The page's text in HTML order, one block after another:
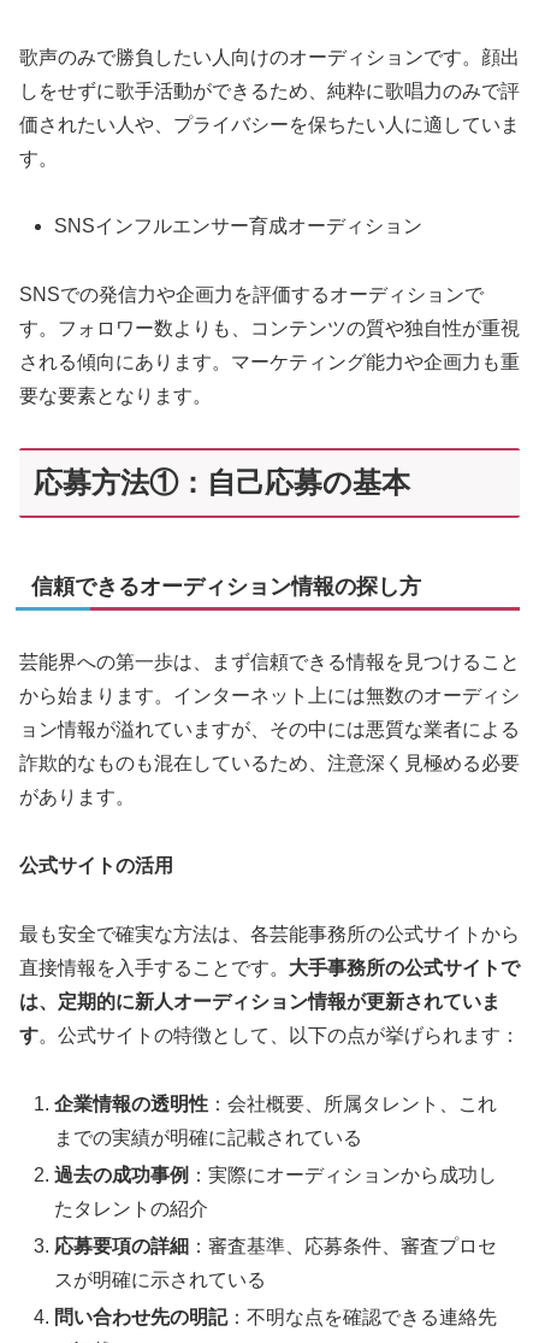
歌声のみで勝負したい人向けのオーディションです。顔出
しをせずに歌手活動ができるため、純粋に歌唱力のみで評
価されたい人や、プライバシーを保ちたい人に適していま
す。
SNSインフルエンサー育成オーディション
SNSでの発信力や企画力を評価するオーディションで
す。フォロワー数よりも、コンテンツの質や独自性が重視
される傾向にあります。マーケティング能力や企画力も重
要な要素となります。
応募方法①：自己応募の基本
信頼できるオーディション情報の探し方
芸能界への第一歩は、まず信頼できる情報を見つけること
から始まります。インターネット上には無数のオーディシ
ョン情報が溢れていますが、その中には悪質な業者による
詐欺的なものも混在しているため、注意深く見極める必要
があります。
公式サイトの活用
最も安全で確実な方法は、各芸能事務所の公式サイトから
直接情報を入手することです。 大手事務所の公式サイトで
は、定期的に新人オーディション情報が更新されていま
す。公式サイトの特徴として、以下の点が挙げられます：
企業情報の透明性 ：会社概要、所属タレント、これ
までの実績が明確に記載されている
過去の成功事例 ：実際にオーディションから成功し
たタレントの紹介
応募要項の詳細 ：審査基準、応募条件、審査プロセ
スが明確に示されている
問い合わせ先の明記：不明な点を確認できる連絡先